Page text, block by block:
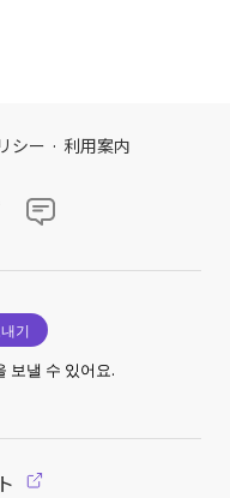
シー · 利用案内
기
보낼 수 있어요.